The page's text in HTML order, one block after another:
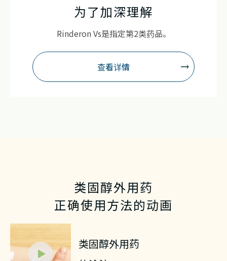
为了加深理解
Rinderon Vs是指定第2类药品。
查看详情
类固醇外用药
正确使用方法的动画
类固醇外用药